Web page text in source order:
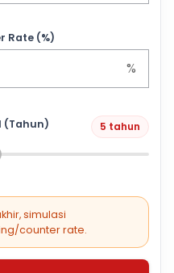
Rate (%)
%
(Tahun) 5 tahun
simulasi
counter rate.